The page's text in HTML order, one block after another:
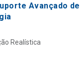
Avançado
Realística